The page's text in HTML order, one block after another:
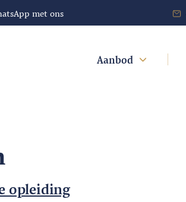
met ons
Aanbod
opleiding